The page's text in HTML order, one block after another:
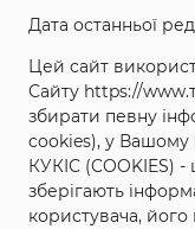
Дата останньої
Цей сайт
Сайту https://
збирати певну
cookies), у Вашому
КУКІС (COOKIES) -
зберігають
користувача,
Назва:
Повна
Категорія:
Країна і